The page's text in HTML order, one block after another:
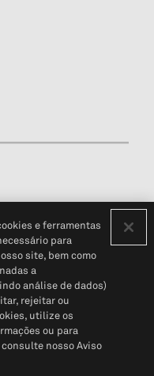
do cliente (em inglês)
© 2026 S&P Global
e ferramentas
para
site, bem como
a
análise de dados)
rejeitar ou
utilize os
ou para
nosso Aviso